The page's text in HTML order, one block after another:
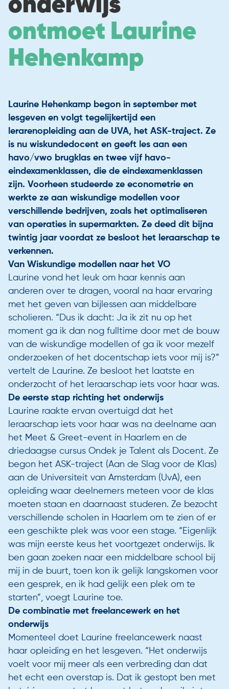
Aangesloten scholen
Onze instroomadviseurs
onderwijs
ontmoet Laurine
Hehenkamp
Laurine Hehenkamp begon in september met
lesgeven en volgt tegelijkertijd een
lerarenopleiding aan de UVA, het ASK-traject. Ze
is nu wiskundedocent en geeft les aan een
havo/vwo brugklas en twee vijf havo-
eindexamenklassen, die de eindexamenklassen
zijn. Voorheen studeerde ze econometrie en
werkte ze aan wiskundige modellen voor
verschillende bedrijven, zoals het optimaliseren
van operaties in supermarkten. Ze deed dit bijna
twintig jaar voordat ze besloot het leraarschap te
verkennen.
Van Wiskundige modellen naar het VO
Laurine vond het leuk om haar kennis aan
anderen over te dragen, vooral na haar ervaring
met het geven van bijlessen aan middelbare
scholieren. “Dus ik dacht: Ja ik zit nu op het
moment ga ik dan nog fulltime door met de bouw
van de wiskundige modellen of ga ik voor mezelf
onderzoeken of het docentschap iets voor mij is?”
vertelt de Laurine. Ze besloot het laatste en
onderzocht of het leraarschap iets voor haar was.
De eerste stap richting het onderwijs
Laurine raakte ervan overtuigd dat het
leraarschap iets voor haar was na deelname aan
het Meet & Greet-event in Haarlem en de
driedaagse cursus Ondek je Talent als Docent. Ze
begon het ASK-traject (Aan de Slag voor de Klas)
aan de Universiteit van Amsterdam (UvA), een
opleiding waar deelnemers meteen voor de klas
moeten staan en daarnaast studeren. Ze bezocht
verschillende scholen in Haarlem om te zien of er
een geschikte plek was voor een stage. “Eigenlijk
was mijn eerste keus het voortgezet onderwijs. Ik
ben gaan zoeken naar een middelbare school bij
mij in de buurt, toen kon ik gelijk langskomen voor
een gesprek, en ik had gelijk een plek om te
starten”, voegt Laurine toe.
De combinatie met freelancewerk en het
onderwijs
Momenteel doet Laurine freelancewerk naast
haar opleiding en het lesgeven. “Het onderwijs
voelt voor mij meer als een verbreding dan dat
het echt een overstap is. Dat ik gestopt ben met